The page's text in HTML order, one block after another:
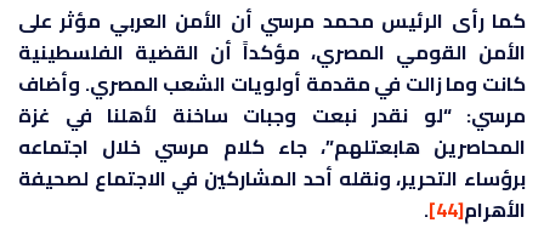
كما رأى الرئيس محمد مرسي أن الأمن العربي مؤثر على
الأمن القومي المصري، مؤكداً أن القضية الفلسطينية
كانت وما زالت في مقدمة أولويات الشعب المصري. وأضاف
مرسي: “لو نقدر نبعت وجبات ساخنة لأهلنا في غزة
المحاصرين هابعتلهم”، جاء كلام مرسي خلال اجتماعه
برؤساء التحرير، ونقله أحد المشاركين في الاجتماع لصحيفة
الأهرام[44]
.